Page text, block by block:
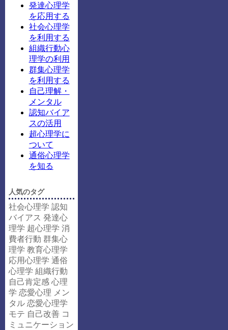
発達心理学
を応用する
社会心理学
を利用する
組織行動心
理学の利用
群集心理学
を利用する
自己理解・
メンタル
認知バイア
スの活用
超心理学に
ついて
通俗心理学
を知る
人気のタグ
社会心理学 認知
バイアス 発達心
理学 超心理学 消
費者行動 群集心
理学 教育心理学
応用心理学 通俗
心理学 組織行動
自己肯定感 心理
学 恋愛心理 メン
タル 恋愛心理学
モテ 自己改善 コ
ミュニケーション